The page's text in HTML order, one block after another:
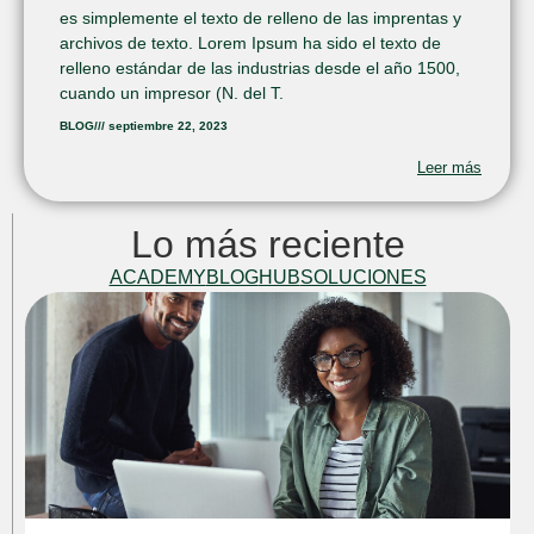
es simplemente el texto de relleno de las imprentas y
archivos de texto. Lorem Ipsum ha sido el texto de
relleno estándar de las industrias desde el año 1500,
cuando un impresor (N. del T.
BLOG/// septiembre 22, 2023
Leer más
Lo más reciente
ACADEMYBLOGHUBSOLUCIONES